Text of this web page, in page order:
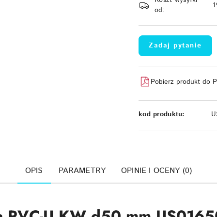
dostawa
od:
Zadaj pytanie
Pobierz produkt do
kod produktu:
OPIS PARAMETRY OPINIE I OCENY (0)